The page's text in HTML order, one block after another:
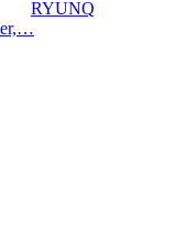
RYUNQ